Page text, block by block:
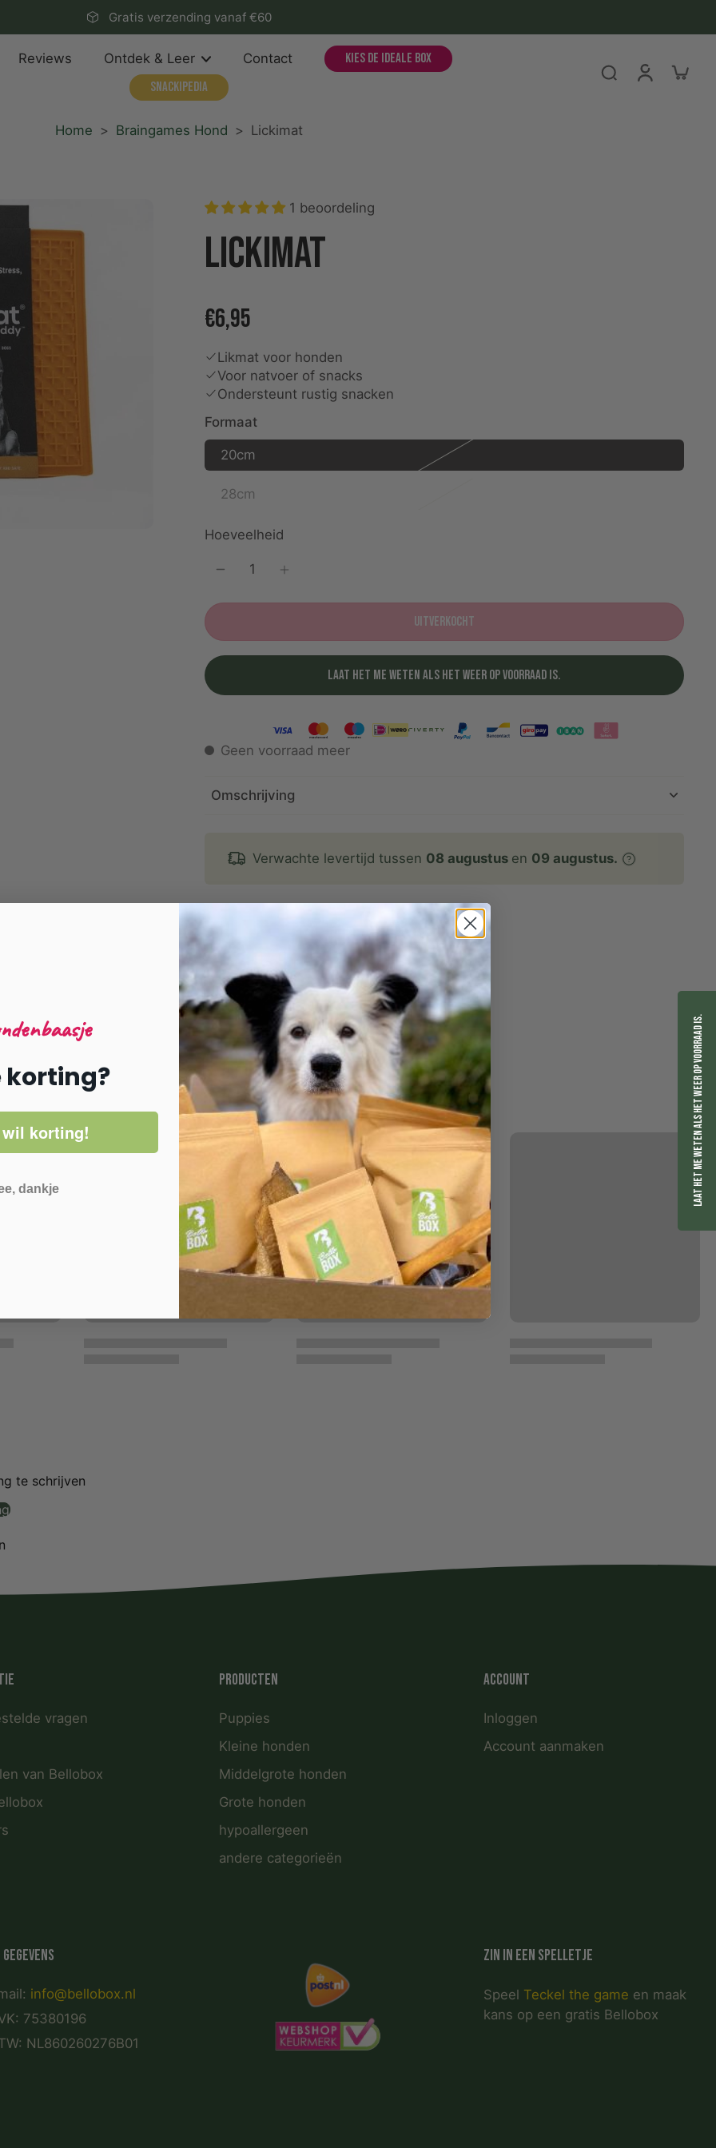
Gratis verzending vanaf €60
Reviews Ontdek & Leer Contact
Kies de ideale box
Snackipedia
Home > Braingames Hond > Lickimat
1 beoordeling
Lickimat
€6,95
Likmat voor honden
Voor natvoer of snacks
Ondersteunt rustig snacken
Formaat
20cm
28cm
Hoeveelheid
Uitverkocht
Laat het me weten als het weer op voorraad is.
Geen voorraad meer
Omschrijving
Verwachte levertijd tussen 08 augustus en 09 augustus.
te schrijven
vragen
van Bellobox
Producten
Puppies
Kleine honden
Middelgrote honden
Grote honden
hypoallergeen
andere categorieën
Account
Inloggen
Account aanmaken
info@bellobox.nl
75380196
NL860260276B01
Zin in een spelletje
Speel Teckel the game en maak
kans op een gratis Bellobox
Laat het me weten als het weer op voorraad is.
korting?
korting!
dankje